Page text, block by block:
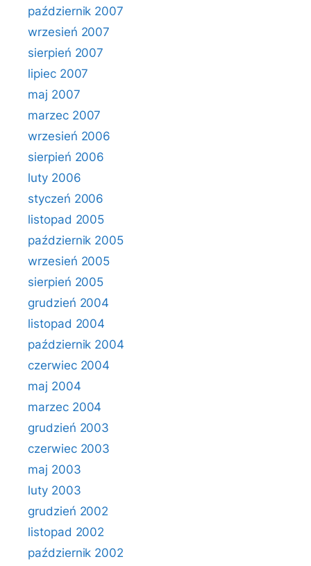
październik 2007
wrzesień 2007
sierpień 2007
lipiec 2007
maj 2007
marzec 2007
wrzesień 2006
sierpień 2006
luty 2006
styczeń 2006
listopad 2005
październik 2005
wrzesień 2005
sierpień 2005
grudzień 2004
listopad 2004
październik 2004
czerwiec 2004
maj 2004
marzec 2004
grudzień 2003
czerwiec 2003
maj 2003
luty 2003
grudzień 2002
listopad 2002
październik 2002